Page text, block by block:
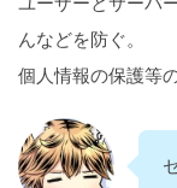
んなどを防ぐ。
個人情報の保護等